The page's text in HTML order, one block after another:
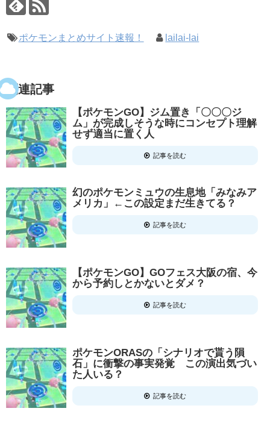
ポケモンまとめサイト速報！ lailai-lai
関連記事
【ポケモンGO】ジム置き「〇〇〇ジ
ム」が完成しそうな時にコンセプト理解
せず適当に置く人
記事を読む
幻のポケモンミュウの生息地「みなみア
メリカ」←この設定まだ生きてる？
記事を読む
【ポケモンGO】GOフェス大阪の宿、今
から予約しとかないとダメ？
記事を読む
ポケモンORASの「シナリオで貰う隕
石」に衝撃の事実発覚 この演出気づい
た人いる？
記事を読む